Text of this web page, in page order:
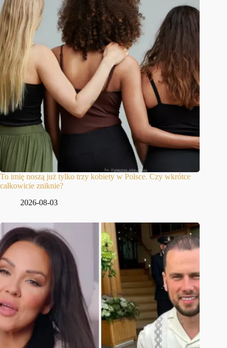
To imię noszą już tylko trzy kobiety w Polsce. Czy wkrótce
całkowicie zniknie?
2026-08-03